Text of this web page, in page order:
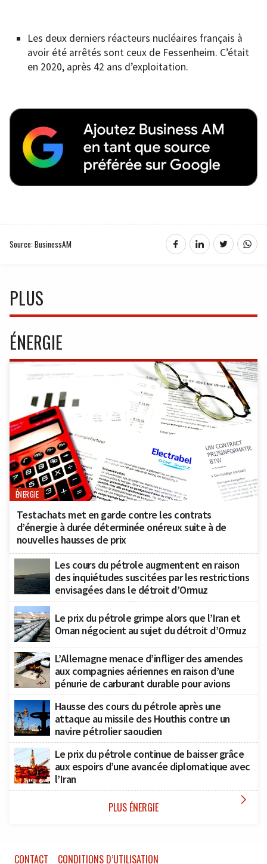
Les deux derniers réacteurs nucléaires français à
avoir été arrêtés sont ceux de Fessenheim. C’était
en 2020, après 42 ans d’exploitation.
Source: BusinessAM
PLUS
ÉNERGIE
ÉNERGIE
Testachats met en garde contre les contrats
d’énergie à durée déterminée onéreux suite à de
nouvelles hausses de prix
Les cours du pétrole augmentent en raison
des inquiétudes suscitées par les restrictions
envisagées dans le détroit d’Ormuz
Le prix du pétrole grimpe alors que l’Iran et
Oman négocient au sujet du détroit d’Ormuz
L’Allemagne menace d’infliger des amendes
aux compagnies aériennes en raison d’une
pénurie de carburant durable pour avions
Hausse des cours du pétrole après une
attaque au missile des Houthis contre un
navire pétrolier saoudien
Le prix du pétrole continue de baisser grâce
aux espoirs d’une avancée diplomatique avec
l’Iran
PLUS ÉNERGIE 
CONTACT CONDITIONS D’UTILISATION